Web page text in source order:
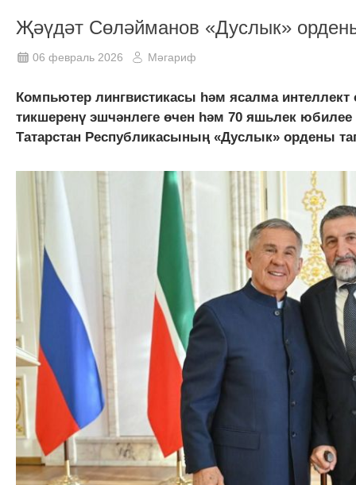
Җәүдәт Сөләйманов «Дуслык»
06 февраль 2026 Мәгариф
Компьютер лингвистикасы һәм ясалма
тикшеренү эшчәнлеге өчен һәм 70 яшьлек
Татарстан Республикасының «Дуслык» ордены